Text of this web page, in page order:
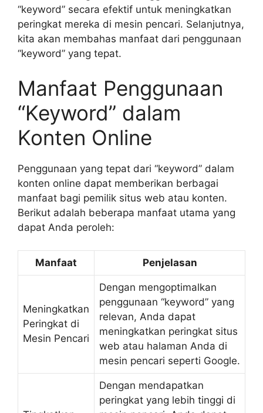
“keyword” secara efektif untuk meningkatkan
peringkat mereka di mesin pencari. Selanjutnya,
kita akan membahas manfaat dari penggunaan
“keyword” yang tepat.
Manfaat Penggunaan
“Keyword” dalam
Konten Online
Penggunaan yang tepat dari “keyword” dalam
konten online dapat memberikan berbagai
manfaat bagi pemilik situs web atau konten.
Berikut adalah beberapa manfaat utama yang
dapat Anda peroleh:
Manfaat Penjelasan
Meningkatkan
Peringkat di
Mesin Pencari
Dengan mengoptimalkan
penggunaan “keyword” yang
relevan, Anda dapat
meningkatkan peringkat situs
web atau halaman Anda di
mesin pencari seperti Google.
Dengan mendapatkan
peringkat yang lebih tinggi di